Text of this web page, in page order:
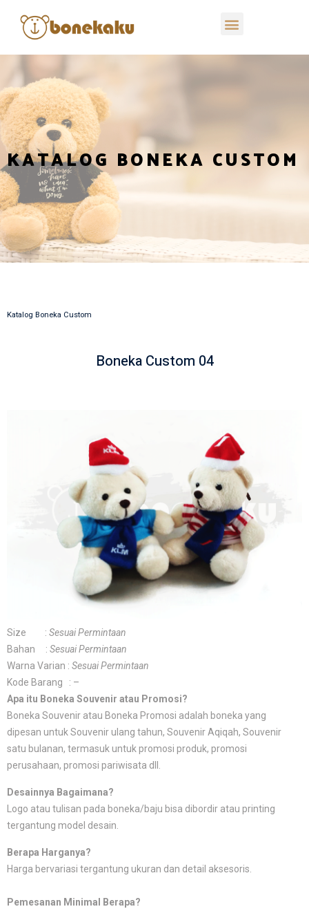
KATALOG BONEKA CUSTOM
Katalog Boneka Custom
Boneka Custom 04
Size : Sesuai Permintaan
Bahan : Sesuai Permintaan
Warna Varian : Sesuai Permintaan
Kode Barang : –
Apa itu Boneka Souvenir atau Promosi?
Boneka Souvenir atau Boneka Promosi adalah boneka yang
dipesan untuk Souvenir ulang tahun, Souvenir Aqiqah, Souvenir
satu bulanan, termasuk untuk promosi produk, promosi
perusahaan, promosi pariwisata dll.
Desainnya Bagaimana?
Logo atau tulisan pada boneka/baju bisa dibordir atau printing
tergantung model desain.
Berapa Harganya?
Harga bervariasi tergantung ukuran dan detail aksesoris.
Pemesanan Minimal Berapa?